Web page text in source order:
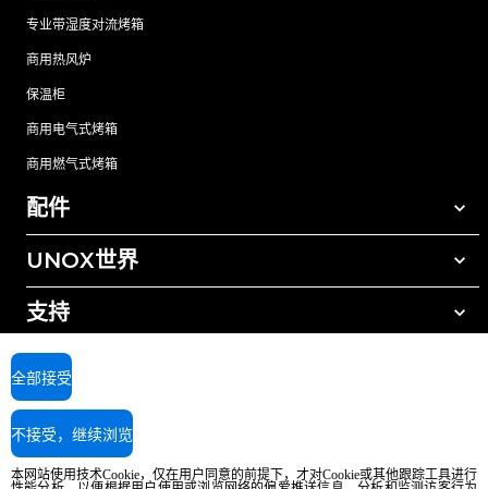
专业带湿度对流烤箱
商用热风炉
保温柜
商用电气式烤箱
商用燃气式烤箱
配件
所有配件
手动清洗清洁剂
树脂过滤水处理
反渗透水处理
UNOX世界
我们在全球的办事处
支持
UNOX质保
查找经销商
查找服务中心
AI Content Disclaimer
本网站使用技术Cookie，仅在用户同意的前提下，才对Cookie或其他跟踪工具进行
全部接受
不接受，继续浏览